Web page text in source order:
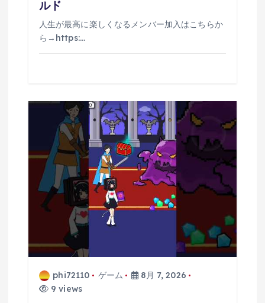
ルド
人生が最高に楽しくなるメンバー加入はこちらか
ら→https:…
phi72110 ゲーム
8月 7, 2026
9 views